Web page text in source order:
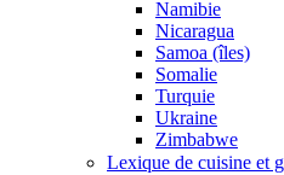
Namibie
Nicaragua
Samoa (îles)
Somalie
Turquie
Ukraine
Zimbabwe
Lexique de cuisine et